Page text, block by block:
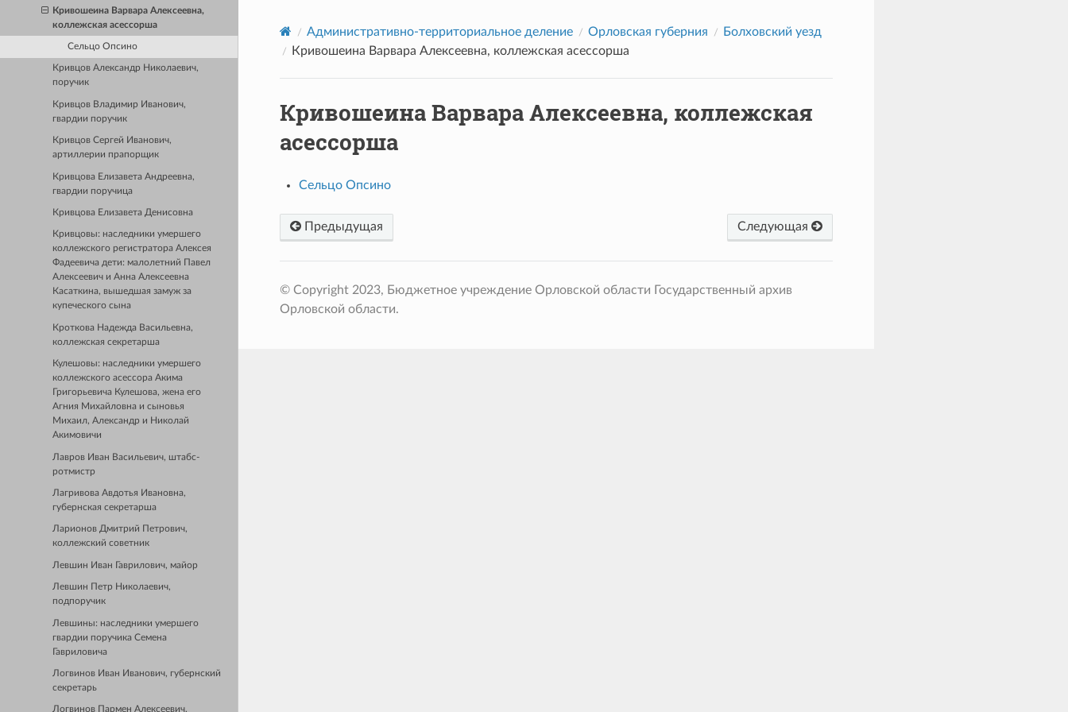
Кривошеина Варвара Алексеевна,
коллежская асессорша
Сельцо Опсино
Кривцов Александр Николаевич,
поручик
Кривцов Владимир Иванович,
гвардии поручик
Кривцов Сергей Иванович,
артиллерии прапорщик
Кривцова Елизавета Андреевна,
гвардии поручица
Кривцова Елизавета Денисовна
Кривцовы: наследники умершего
коллежского регистратора Алексея
Фадеевича дети: малолетний Павел
Алексеевич и Анна Алексеевна
Касаткина, вышедшая замуж за
купеческого сына
Кроткова Надежда Васильевна,
коллежская секретарша
Кулешовы: наследники умершего
коллежского асессора Акима
Григорьевича Кулешова, жена его
Агния Михайловна и сыновья
Михаил, Александр и Николай
Акимовичи
Лавров Иван Васильевич, штабс-
ротмистр
Лагривова Авдотья Ивановна,
губернская секретарша
Ларионов Дмитрий Петрович,
коллежский советник
Левшин Иван Гаврилович, майор
Левшин Петр Николаевич,
подпоручик
Левшины: наследники умершего
гвардии поручика Семена
Гавриловича
Логвинов Иван Иванович, губернский
секретарь
Логвинов Пармен Алексеевич,
Административно-территориальное деление Орловская губерния
Болховский уезд
Кривошеина Варвара Алексеевна, коллежская асессорша
Кривошеина Варвара Алексеевна, коллежская
асессорша
Сельцо Опсино
Предыдущая Следующая
© Copyright 2023, Бюджетное учреждение Орловской области Государственный архив
Орловской области.